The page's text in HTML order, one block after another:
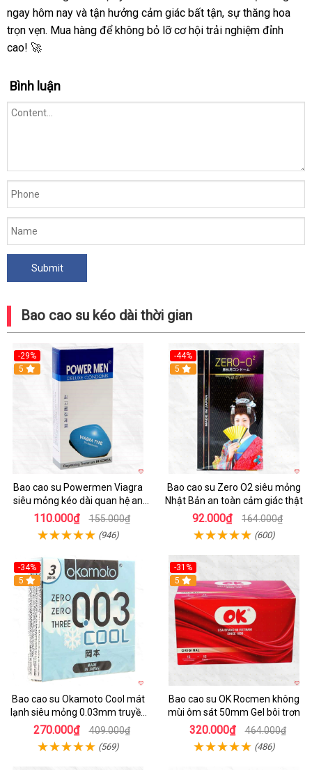
ngay hôm nay và tận hưởng cảm giác bất tận, sự thăng hoa
trọn vẹn. Mua hàng để không bỏ lỡ cơ hội trải nghiệm đỉnh
cao! 🚀
Bình luận
Bao cao su kéo dài thời gian
-29%
5
Bao cao su Powermen Viagra
siêu mỏng kéo dài quan hệ an
toàn chất lượng
110.000₫ 155.000₫
(946)
-44%
5
Bao cao su Zero O2 siêu mỏng
Nhật Bản an toàn cảm giác thật
92.000₫ 164.000₫
(600)
-34%
Hot
5
Bao cao su Okamoto Cool mát
lạnh siêu mỏng 0.03mm truyền
nhiệt nhanh
270.000₫ 409.000₫
(569)
-31%
5
Bao cao su OK Rocmen không
mùi ôm sát 50mm Gel bôi trơn
320.000₫ 464.000₫
(486)